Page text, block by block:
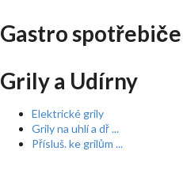
Gastro spotřebiče
Grily a Udírny
Elektrické grily
Grily na uhlí a dř ...
Přísluš. ke grilům ...